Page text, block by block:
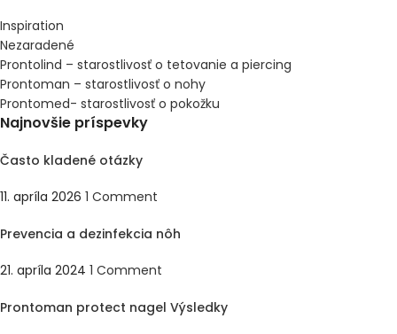
Inspiration
Nezaradené
Prontolind – starostlivosť o tetovanie a piercing
Prontoman – starostlivosť o nohy
Prontomed- starostlivosť o pokožku
Najnovšie príspevky
Často kladené otázky
11. apríla 2026 1 Comment
Prevencia a dezinfekcia nôh
21. apríla 2024 1 Comment
Prontoman protect nagel Výsledky